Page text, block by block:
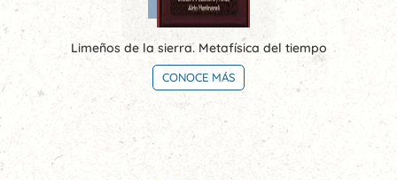
Limeños de la sierra. Metafísica del tiempo
CONOCE MÁS